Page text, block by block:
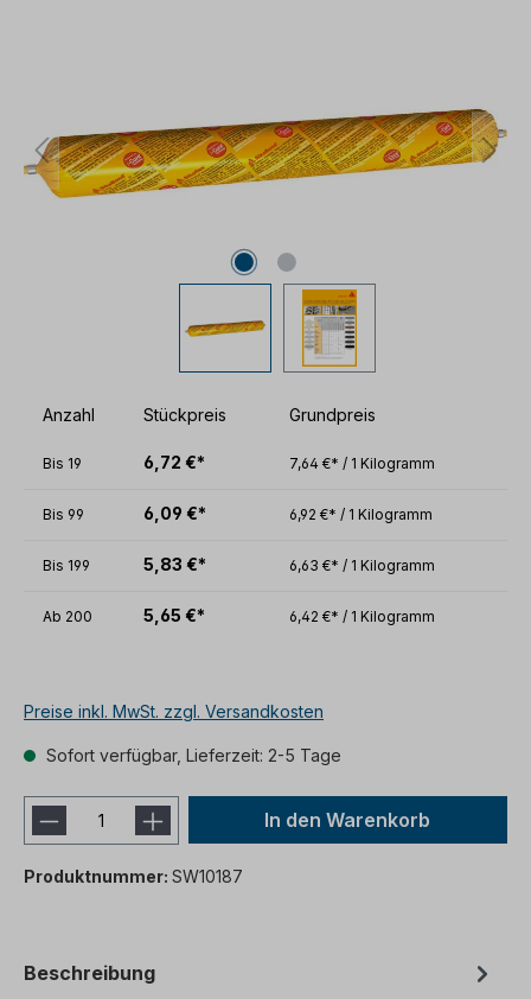
Anzahl Stückpreis Grundpreis
Bis 19 6,72 €* 7,64 €* / 1 Kilogramm
Bis 99 6,09 €* 6,92 €* / 1 Kilogramm
Bis 199 5,83 €* 6,63 €* / 1 Kilogramm
Ab 200 5,65 €* 6,42 €* / 1 Kilogramm
Preise inkl. MwSt. zzgl. Versandkosten
Sofort verfügbar, Lieferzeit: 2-5 Tage
In den Warenkorb
Produktnummer: SW10187
Beschreibung